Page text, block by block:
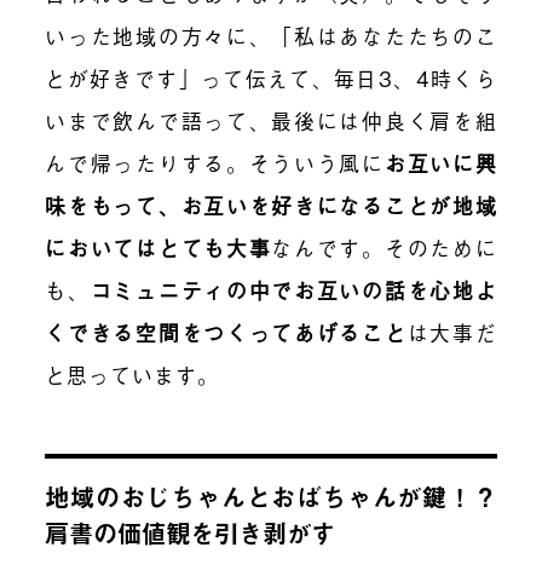
いった地域の方々に、「私はあなたたちのこ
とが好きです」って伝えて、毎日3、4時くら
いまで飲んで語って、最後には仲良く肩を組
んで帰ったりする。そういう風に お互いに興
味をもって、お互いを好きになることが地域
においてはとても大事なんです。そのために
も、
コミュニティの中でお互いの話を心地よ
くできる空間をつくってあげること は大事だ
と思っています。
地域のおじちゃんとおばちゃんが鍵！？
肩書の価値観を引き剥がす